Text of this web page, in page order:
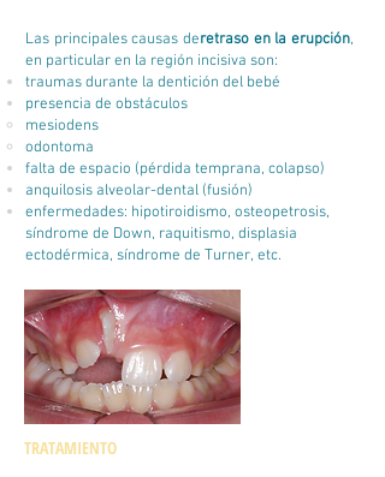
Las principales causas deretraso en la erupción,
en particular en la región incisiva son:
traumas durante la dentición del bebé
presencia de obstáculos
mesiodens
odontoma
falta de espacio (pérdida temprana, colapso)
anquilosis alveolar-dental (fusión)
enfermedades: hipotiroidismo, osteopetrosis,
síndrome de Down, raquitismo, displasia
ectodérmica, síndrome de Turner, etc.
TRATAMIENTO